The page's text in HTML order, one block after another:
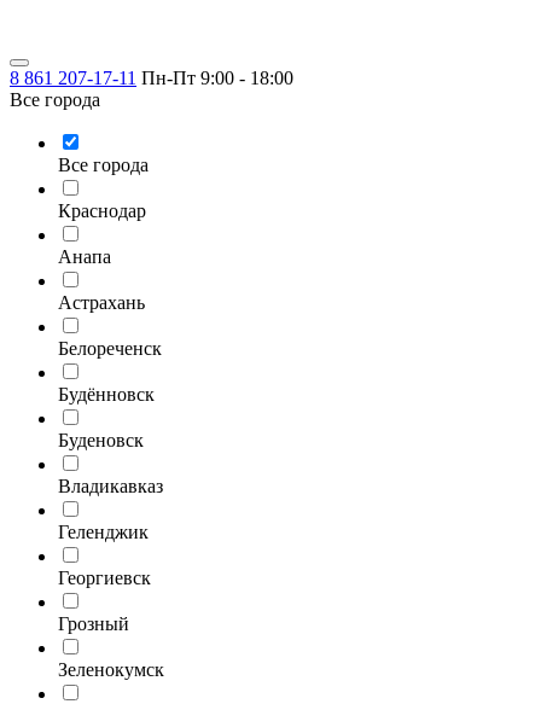
8 861 207-17-11 Пн-Пт 9:00 - 18:00
Все города
Все города
Краснодар
Анапа
Астрахань
Белореченск
Будённовск
Буденовск
Владикавказ
Геленджик
Георгиевск
Грозный
Зеленокумск